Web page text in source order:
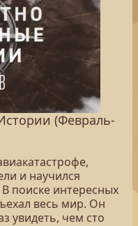
(Февраль-
и научился
поиске интересных
весь мир. Он
увидеть, чем сто